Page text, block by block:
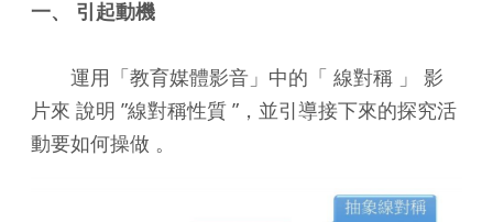
一、 引起動機
運用「教育媒體影音」中的「 線對稱 」 影
片來 說明 ”線對稱性質 ”，並引導接下來的探究活
動要如何操做 。